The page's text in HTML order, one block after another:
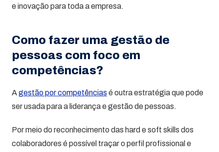
e inovação para toda a empresa.
Como fazer uma gestão de
pessoas com foco em
competências?
Agestão por competências é outra estratégia que pode
ser usada para a liderança e gestão de pessoas.
Por meio do reconhecimento das hard e soft skills dos
colaboradores é possível traçar o perfil profissional e